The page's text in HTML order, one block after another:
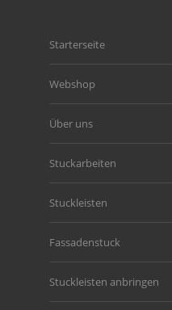
Starterseite
Webshop
Über uns
Stuckarbeiten
Stuckleisten
Fassadenstuck
Stuckleisten anbringen